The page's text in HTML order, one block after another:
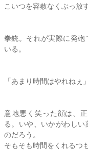
こいつを容赦なくぶっ放す
拳銃。それが実際に発砲
いる。
「あまり時間はやれねぇ」
意地悪く笑った顔は、
る。いや、いかがわし
のだろう。
そもそも時間をくれるつ